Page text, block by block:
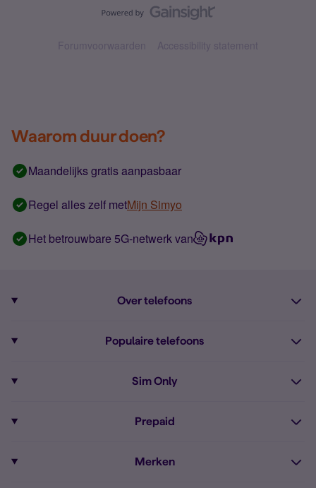
Forumvoorwaarden Accessibility statement
Waarom duur doen?
Maandelijks gratis aanpasbaar
Regel alles zelf metMijn Simyo
Het betrouwbare 5G-netwerk van
Over telefoons
Alle telefoons
Populaire telefoons
iPhone 16
Sim Only
Onbeperkt bellen
Prepaid
Merken